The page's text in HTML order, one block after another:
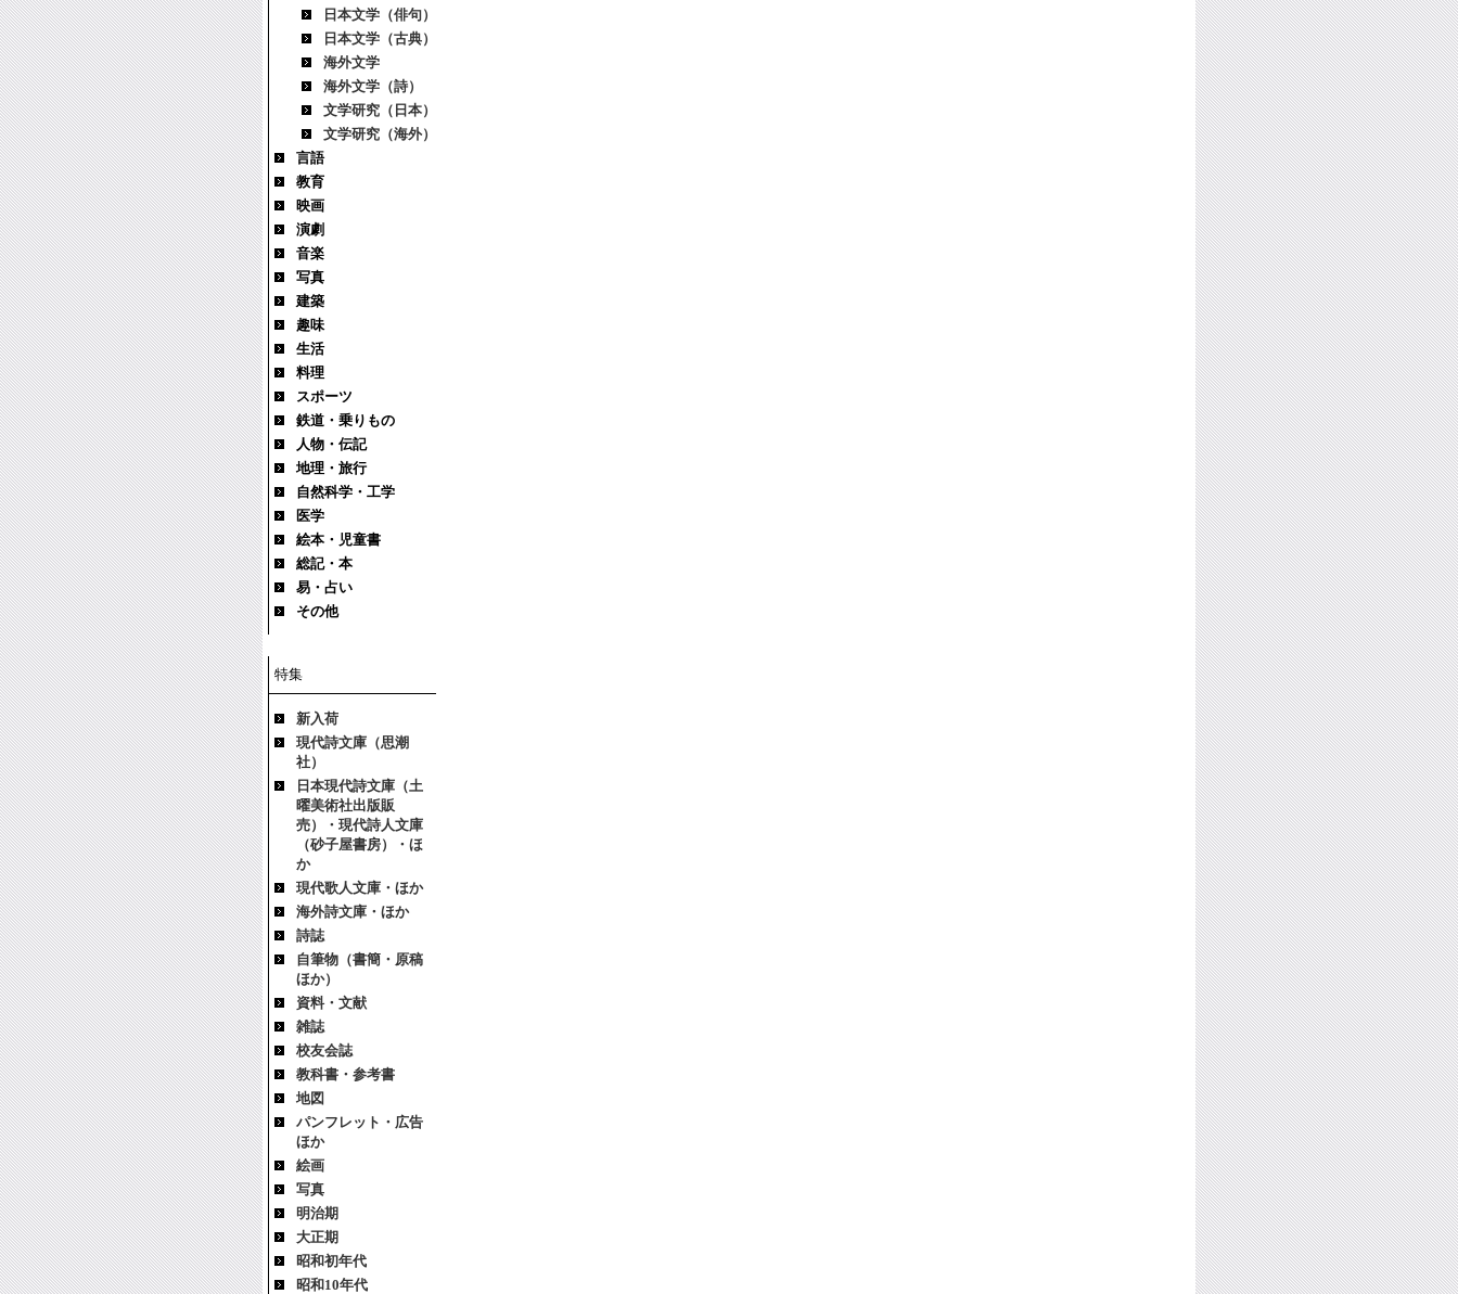
日本文学（俳句）
日本文学（古典）
海外文学
海外文学（詩）
文学研究（日本）
文学研究（海外）
言語
教育
映画
演劇
音楽
写真
建築
趣味
生活
料理
スポーツ
鉄道・乗りもの
人物・伝記
地理・旅行
自然科学・工学
医学
絵本・児童書
総記・本
易・占い
その他
特集
新入荷
現代詩文庫（思潮
社）
日本現代詩文庫（土
曜美術社出版販
売）・現代詩人文庫
（砂子屋書房）・ほ
か
現代歌人文庫・ほか
海外詩文庫・ほか
詩誌
自筆物（書簡・原稿
ほか）
資料・文献
雑誌
校友会誌
教科書・参考書
地図
パンフレット・広告
ほか
絵画
写真
明治期
大正期
昭和初年代
昭和10年代